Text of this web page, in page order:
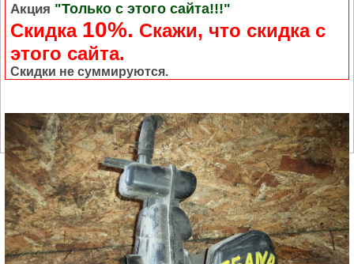
Акция "Только с этого сайта!!!"
Скидка 10%. Cкажи, что скидка с
этого сайта.
Скидки не суммируются.